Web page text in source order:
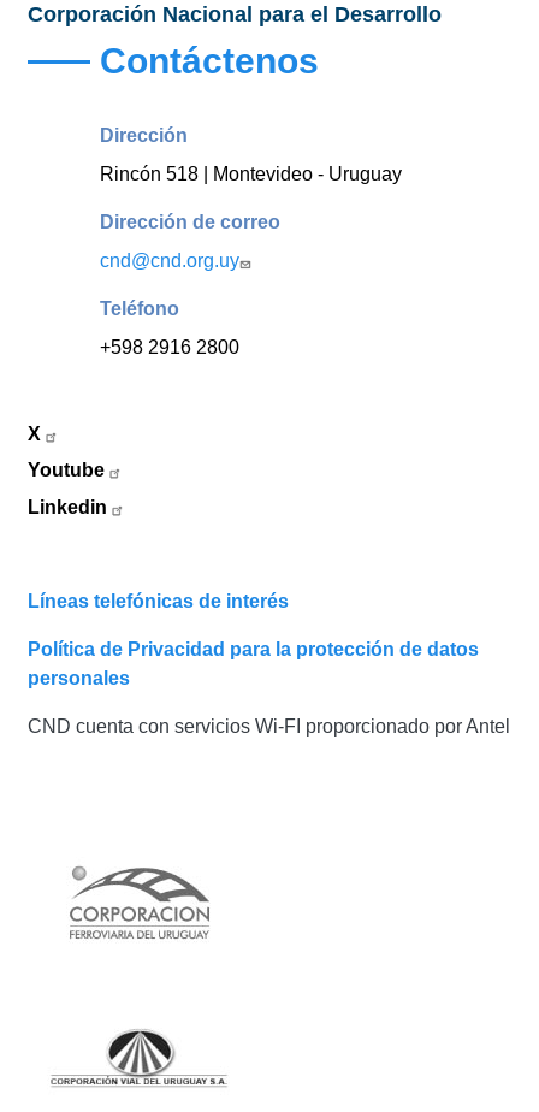
Corporación Nacional para el Desarrollo
Contáctenos
Dirección
Rincón 518 | Montevideo - Uruguay
Dirección de correo
cnd@cnd.org.uy
Teléfono
+598 2916 2800
X
Youtube
Linkedin
Líneas telefónicas de interés
Política de Privacidad para la protección de datos
personales
CND cuenta con servicios Wi-FI proporcionado por Antel